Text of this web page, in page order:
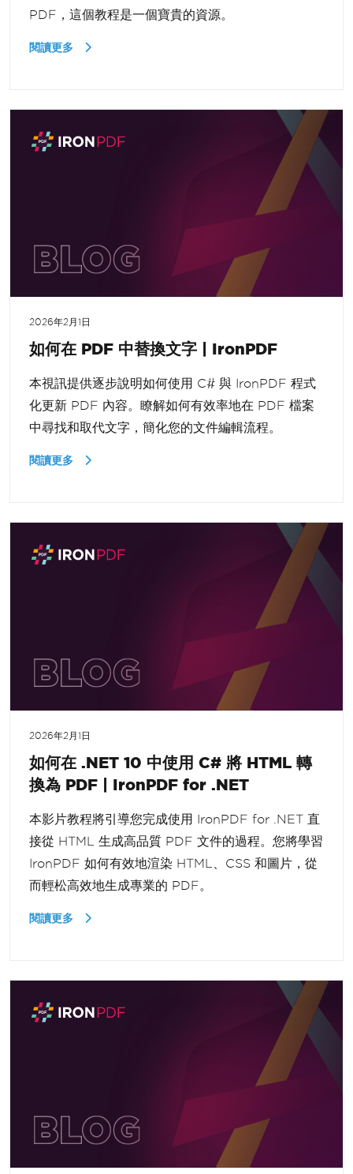
PDF，這個教程是一個寶貴的資源。
閱讀更多
2026年2月1日
如何在 PDF 中替換文字 | IronPDF
本視訊提供逐步說明如何使用 C# 與 IronPDF 程式
化更新 PDF 內容。瞭解如何有效率地在 PDF 檔案
中尋找和取代文字，簡化您的文件編輯流程。
閱讀更多
2026年2月1日
如何在 .NET 10 中使用 C# 將 HTML 轉
換為 PDF | IronPDF for .NET
本影片教程將引導您完成使用 IronPDF for .NET 直
接從 HTML 生成高品質 PDF 文件的過程。您將學習
IronPDF 如何有效地渲染 HTML、CSS 和圖片，從
而輕松高效地生成專業的 PDF。
閱讀更多